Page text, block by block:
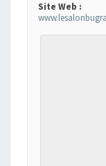
Site Web :